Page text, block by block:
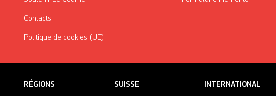
Contacts
Politique de cookies (UE)
RÉGIONS SUISSE INTERNATIONAL